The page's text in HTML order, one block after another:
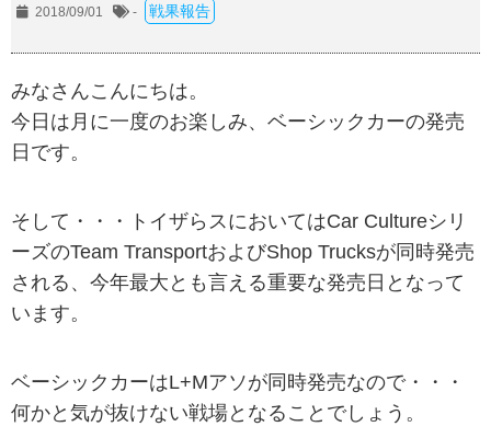
2018/09/01 - 戦果報告
みなさんこんにちは。
今日は月に一度のお楽しみ、ベーシックカーの発売
日です。
そして・・・トイザらスにおいてはCar Cultureシリ
ーズのTeam TransportおよびShop Trucksが同時発売
される、今年最大とも言える重要な発売日となって
います。
ベーシックカーはL+Mアソが同時発売なので・・・
何かと気が抜けない戦場となることでしょう。